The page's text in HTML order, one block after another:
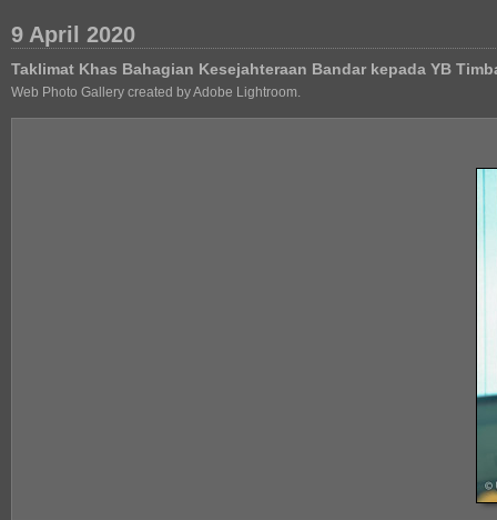
9 April 2020
Taklimat Khas Bahagian Kesejahteraan Bandar kepada YB
Web Photo Gallery created by Adobe Lightroom.